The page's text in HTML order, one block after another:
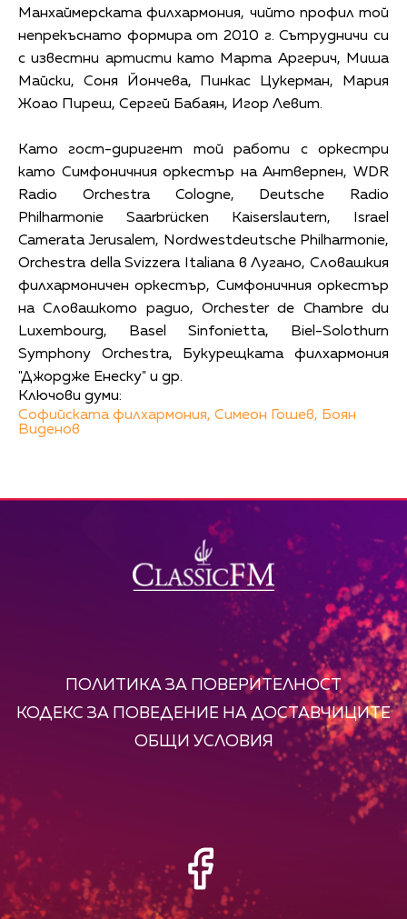
Манхаймерската филхармония, чийто профил той
непрекъснато формира от 2010 г. Сътрудничи си
с известни артисти като Марта Аргерич, Миша
Майски, Соня Йончева, Пинкас Цукерман, Мария
Жоао Пиреш, Сергей Бабаян, Игор Левит.
Като гост-диригент той работи с оркестри
като Симфоничния оркестър на Антверпен, WDR
Radio Orchestra Cologne, Deutsche Radio
Philharmonie Saarbrücken Kaiserslautern, Israel
Camerata Jerusalem, Nordwestdeutsche Philharmonie,
Orchestra della Svizzera Italiana в Лугано, Словашкия
филхармоничен оркестър, Симфоничния оркестър
на Словашкото радио, Orchester de Chambre du
Luxembourg, Basel Sinfonietta, Biel-Solothurn
Symphony Orchestra, Букурещката филхармония
"Джордже Енеску" и др.
Ключови думи:
Софийската филхармония, Симеон Гошев, Боян
Виденов
ПОЛИТИКА ЗА ПОВЕРИТЕЛНОСТ
КОДЕКС ЗА ПОВЕДЕНИЕ НА ДОСТАВЧИЦИТЕ
ОБЩИ УСЛОВИЯ